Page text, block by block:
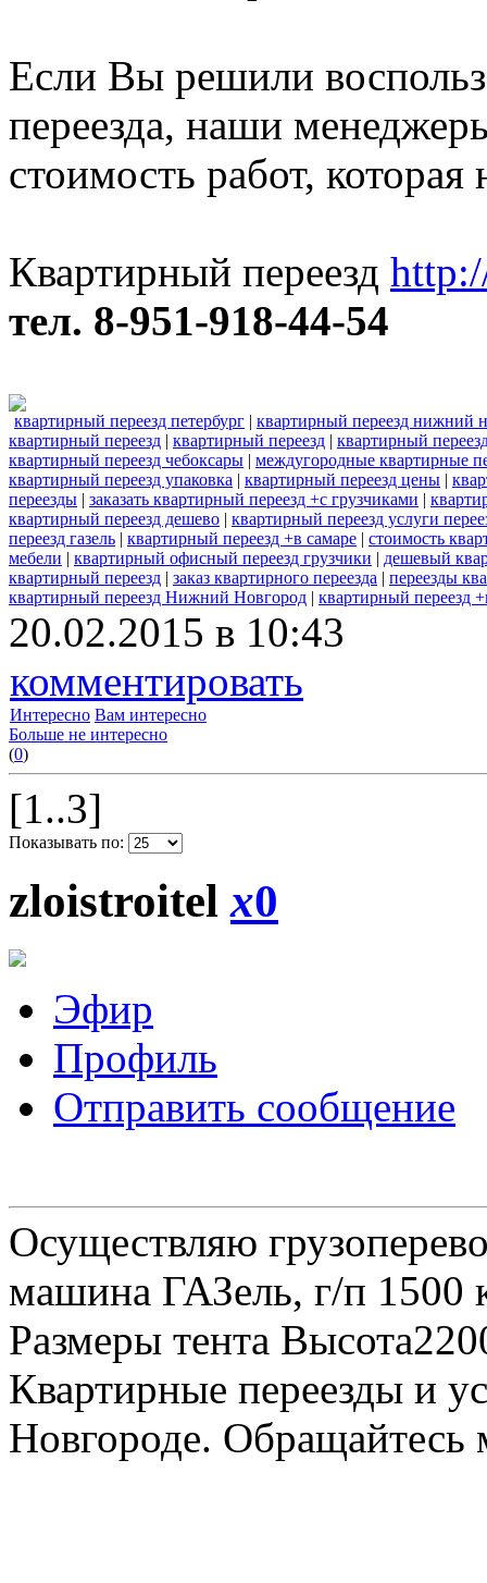
Если Вы решили
переезда, наши
стоимость работ, которая
Квартирный переезд
тел. 8-951-918-44-54
квартирный переезд петербург | квартирный переезд нижний
квартирный переезд | квартирный переезд | квартирный
квартирный переезд чебоксары | междугородные квартирные
квартирный переезд упаковка | квартирный переезд цены |
переезды | заказать квартирный переезд +с грузчиками |
квартирный переезд дешево | квартирный переезд услуги
переезд газель | квартирный переезд +в самаре | стоимость
мебели | квартирный офисный переезд грузчики | дешевый
квартирный переезд | заказ квартирного переезда | переезды
квартирный переезд Нижний Новгород | квартирный переезд
20.02.2015 в 10:43
комментировать
Интересно Вам интересно
Больше не интересно
(0)
[1..3]
Показывать по:
zloistroitelx0
Эфир
Профиль
Отправить сообщение
Осуществляю
машина ГАЗель, г/п 1500
Размеры тента
Квартирные переезды и
Новгороде.